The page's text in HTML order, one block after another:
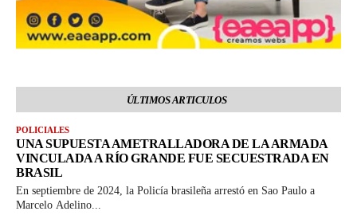
ÚLTIMOS ARTICULOS
POLICIALES
UNA SUPUESTA AMETRALLADORA DE LA ARMADA
VINCULADA A RÍO GRANDE FUE SECUESTRADA EN
BRASIL
En septiembre de 2024, la Policía brasileña arrestó en Sao Paulo a
Marcelo Adelino...